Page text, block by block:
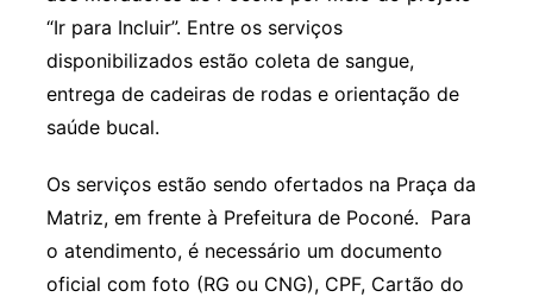
“Ir para Incluir”. Entre os serviços
disponibilizados estão coleta de sangue,
entrega de cadeiras de rodas e orientação de
saúde bucal.
Os serviços estão sendo ofertados na Praça da
Matriz, em frente à Prefeitura de Poconé. Para
o atendimento, é necessário um documento
oficial com foto (RG ou CNG), CPF, Cartão do